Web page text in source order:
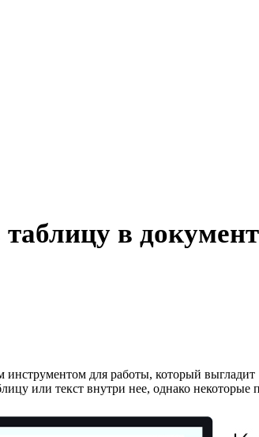
в
инструментом для работы, который
или текст внутри нее, однако некоторые